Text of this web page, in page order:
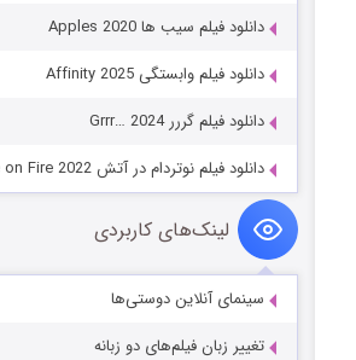
دانلود فیلم سیب ها Apples 2020
دانلود فیلم وابستگی Affinity 2025
دانلود فیلم گررر Grrr… 2024
دانلود فیلم نوتردام در آتش Notre Dame on Fire 2022
لینک‌های کاربردی
سینمای آنلاین دوستی‌ها
تغییر زبان فیلم‌های دو زبانه